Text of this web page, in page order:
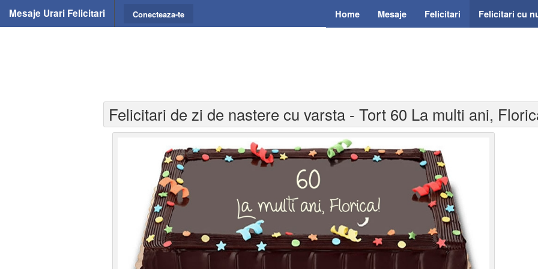
Mesaje Urari Felicitari Home Mesaje Felicitari Felicitari cu
Conecteaza-te
Felicitari de zi de nastere cu varsta - Tort 60 La multi ani,